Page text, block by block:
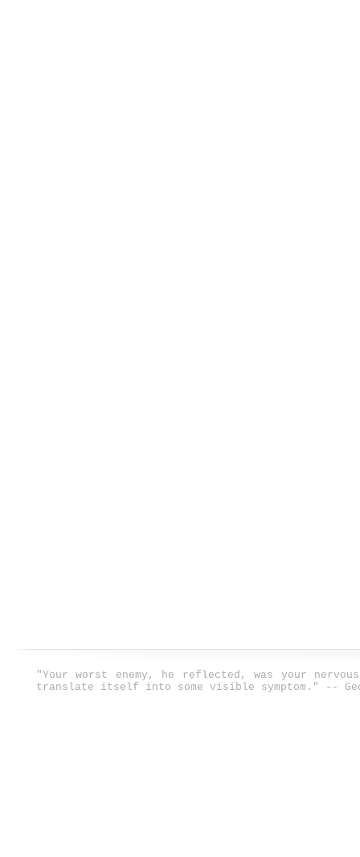
"Your worst enemy, he reflected, was your
translate itself into some visible symptom." --